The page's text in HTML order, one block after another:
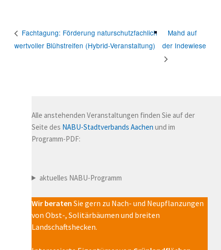
Fachtagung: Förderung naturschutzfachlich
wertvoller Blühstreifen (Hybrid-Veranstaltung)
Mahd auf
der Indewiese
Alle anstehenden Veranstaltungen finden Sie auf der
Seite des NABU-Stadtverbands Aachen und im
Programm-PDF:
aktuelles NABU-Programm
Wir beraten Sie gern zu Nach- und Neupflanzungen
von Obst-, Solitärbäumen und breiten
Landschaftshecken.